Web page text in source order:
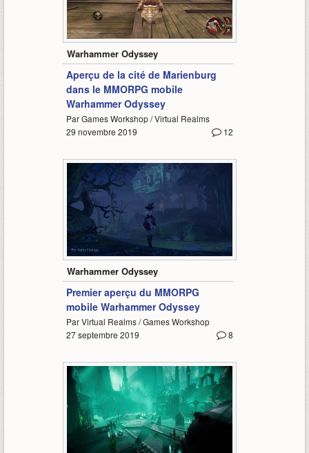
1:38
Warhammer Odyssey
Aperçu de la cité de Marienburg
dans le MMORPG mobile
Warhammer Odyssey
Par Games Workshop / Virtual Realms
12
29 novembre 2019
0:51
Warhammer Odyssey
Premier aperçu du MMORPG
mobile Warhammer Odyssey
Par Virtual Realms / Games Workshop
8
27 septembre 2019